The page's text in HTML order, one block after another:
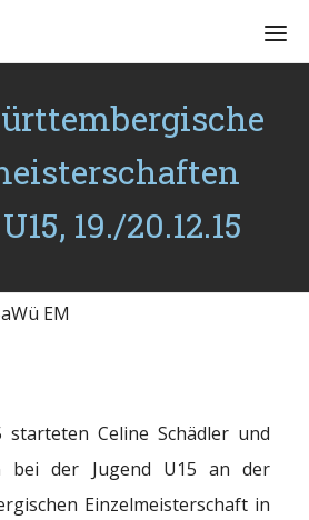
19./20.12.15
starteten Celine Schädler und
bei der Jugend U15 an der
Einzelmeisterschaft in